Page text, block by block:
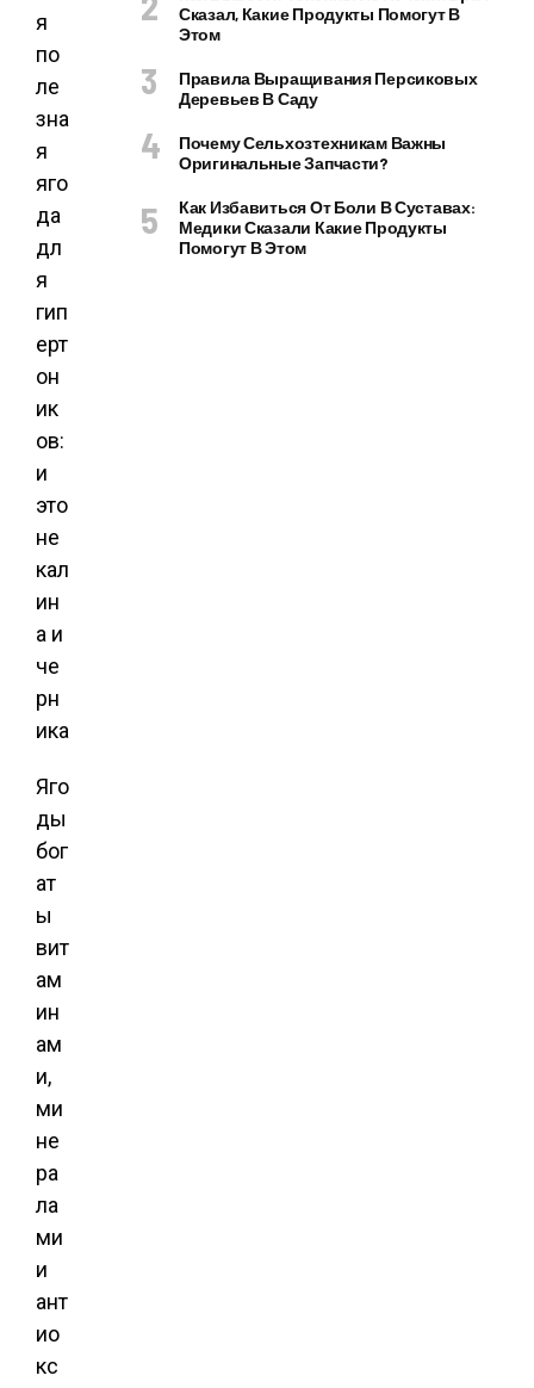
Яго
ды
бог
ат
ы
вит
ам
ин
ам
и,
ми
не
ра
ла
ми
и
ант
ио
кс
Сказал, Какие Продукты Помогут В
Этом
Правила Выращивания Персиковых
Деревьев В Саду
Почему Сельхозтехникам Важны
Оригинальные Запчасти?
Как Избавиться От Боли В Суставах:
Медики Сказали Какие Продукты
Помогут В Этом